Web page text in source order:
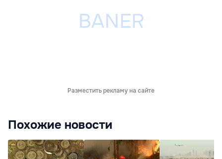
Разместить рекламу на сайте
Похожие новости